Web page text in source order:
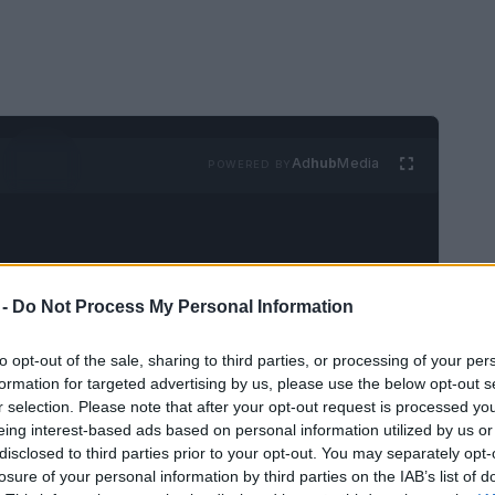
Do Not Process My Personal Information
opt-out of the sale, sharing to third parties, or processing of your
for targeted advertising by us, please use the below opt-out
selection. Please note that after your opt-out request is processed
interest-based ads based on personal information utilized by us
to third parties prior to your opt-out. You may separately
of your personal information by third parties on the IAB’s list of
AdhubMedia
suizos se pronunciaron en un referéndum
del país. La iniciativa, conocida
buscaba limitar la población a ese número
el respaldo del54,2%de los votantes,